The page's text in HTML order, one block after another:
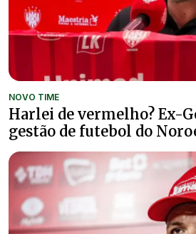
NOVO TIME
Harlei de vermelho? Ex-
gestão de futebol do